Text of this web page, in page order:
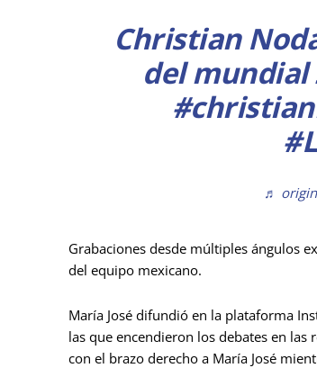
Christian
del mundial
♬
Grabaciones desde múltiples ángulos
del equipo mexicano.
María José difundió en la plataforma
las que encendieron los debates en
con el brazo derecho a María José